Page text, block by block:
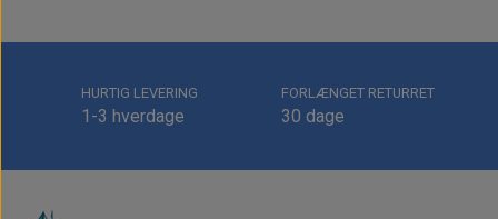
HURTIG LEVERING
1-3 hverdage
FORLÆNGET RETURRET
30 dage